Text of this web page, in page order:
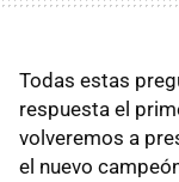
Todas estas
respuesta el
volveremos a
el nuevo